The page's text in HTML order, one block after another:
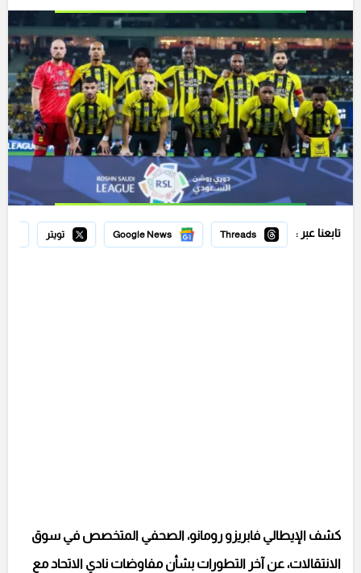
تابعنا عبر : Threads
Google News تويتر
كشف الإيطالي فابريزو رومانو، الصحفي المتخصص في سوق
الانتقالات، عن آخر التطورات بشأن مفاوضات نادي الاتحاد مع